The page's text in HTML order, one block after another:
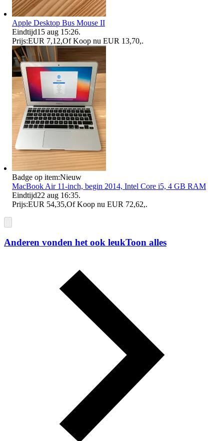
Apple Desktop Bus Mouse II
Eindtijd15 aug 15:26.
Prijs:EUR 7,12,Of Koop nu EUR 13,70,.
Badge op item:Nieuw
MacBook Air 11-inch, begin 2014, Intel Core i5, 4 GB RAM
Eindtijd22 aug 16:35.
Prijs:EUR 54,35,Of Koop nu EUR 72,62,.
Anderen vonden het ook leukToon alles